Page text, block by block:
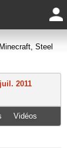
Steel
2011
Vidéos